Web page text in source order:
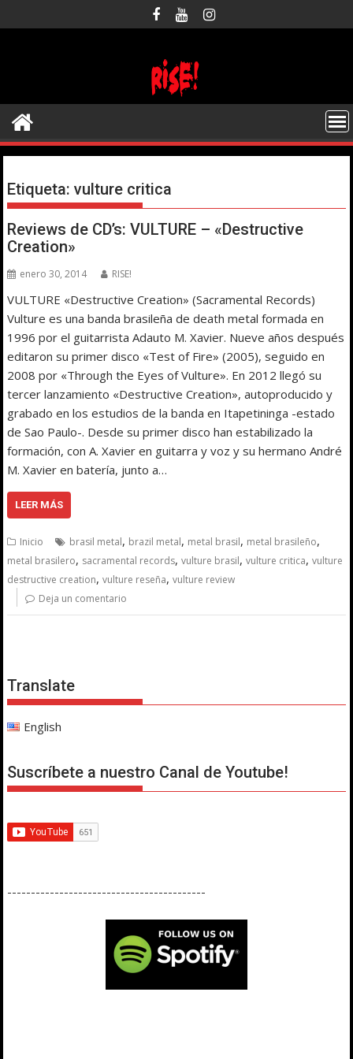
al
Etiqueta:vulture critica
Reviews de CD’s: VULTURE – «Destructive
Creation»
enero 30, 2014 RISE!
VULTURE «Destructive Creation» (Sacramental Records)
Vulture es una banda brasileña de death metal formada en
1996 por el guitarrista Adauto M. Xavier. Nueve años después
editaron su primer disco «Test of Fire» (2005), seguido en
2008 por «Through the Eyes of Vulture». En 2012 llegó su
tercer lanzamiento «Destructive Creation», autoproducido y
grabado en los estudios de la banda en Itapetininga -estado
de Sao Paulo-. Desde su primer disco han estabilizado la
formación, con A. Xavier en guitarra y voz y su hermano André
M. Xavier en batería, junto a…
LEER MÁS
Inicio brasil metal, brazil metal, metal brasil, metal brasileño,
metal brasilero, sacramental records,vulture brasil,vulture critica,vulture
destructive creation,vulture reseña,vulture review
Deja un comentario
Translate
English
Suscríbete a nuestro Canal de Youtube!
------------------------------------------